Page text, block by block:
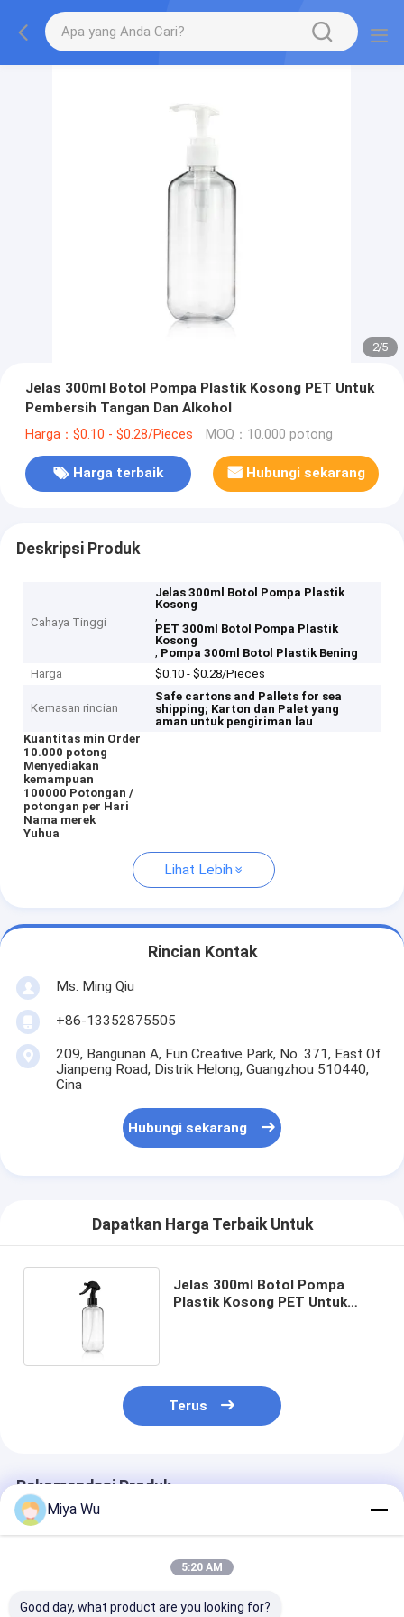
2/5
Jelas 300ml Botol Pompa Plastik Kosong PET Untuk
Pembersih Tangan Dan Alkohol
Harga：$0.10 - $0.28/Pieces MOQ：10.000 potong
Harga terbaik Hubungi sekarang
Deskripsi Produk
Cahaya Tinggi
Jelas 300ml Botol Pompa Plastik
Kosong
,
PET 300ml Botol Pompa Plastik
Kosong
, Pompa 300ml Botol Plastik Bening
Harga
$0.10 - $0.28/Pieces
Kemasan rincian
Safe cartons and Pallets for sea
shipping; Karton dan Palet yang
aman untuk pengiriman lau
Kuantitas min Order
10.000 potong
Menyediakan
kemampuan
100000 Potongan /
potongan per Hari
Nama merek
Yuhua
Lihat Lebih
Rincian Kontak
Ms. Ming Qiu
+86-13352875505
209, Bangunan A, Fun Creative Park, No. 371, East Of
Jianpeng Road, Distrik Helong, Guangzhou 510440,
Cina
Hubungi sekarang
Dapatkan Harga Terbaik Untuk
Jelas 300ml Botol Pompa
Plastik Kosong PET Untuk
Terus
Rekomendasi Produk
Miya Wu
5:20 AM
Good day, what product are you looking for?